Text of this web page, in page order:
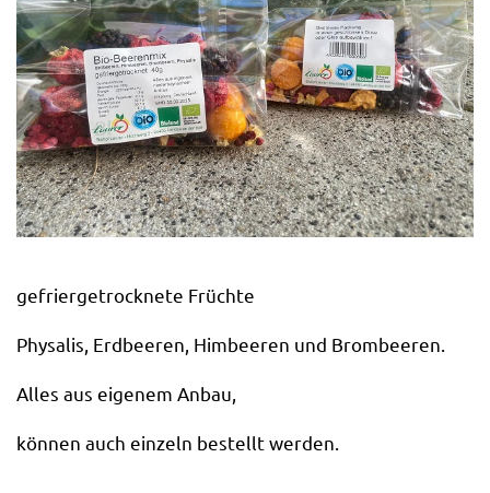
gefriergetrocknete Früchte
Physalis, Erdbeeren, Himbeeren und Brombeeren.
Alles aus eigenem Anbau,
können auch einzeln bestellt werden.